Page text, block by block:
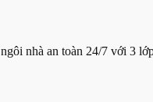
nhà an toàn 24/7 với 3